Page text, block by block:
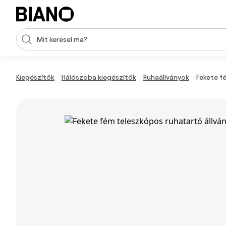
Navigáció kihagyása, ugrás a tartalomra
Keresési bevitel
Kiegészítők Hálószoba kiegészítők Ruhaállványok Fekete